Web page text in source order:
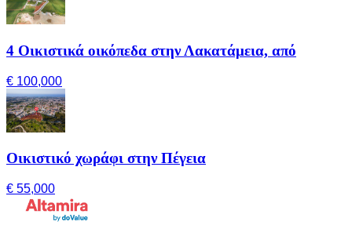
4 Οικιστικά οικόπεδα στην Λακατάμεια, από
€ 100,000
Οικιστικό χωράφι στην Πέγεια
€ 55,000